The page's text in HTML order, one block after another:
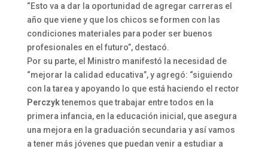
“Esto va a dar la oportunidad de agregar carreras el
año que viene y que los chicos se formen con las
condiciones materiales para poder ser buenos
profesionales en el futuro”, destacó.
Por su parte, el Ministro manifestó la necesidad de
“mejorar la calidad educativa”, y agregó: “siguiendo
con la tarea y apoyando lo que está haciendo el rector
Perczyktenemos que trabajar entre todos en la
primera infancia, en la educación inicial, que asegura
una mejora en la graduación secundaria y así vamos
a tener más jóvenes que puedan venir a estudiar a